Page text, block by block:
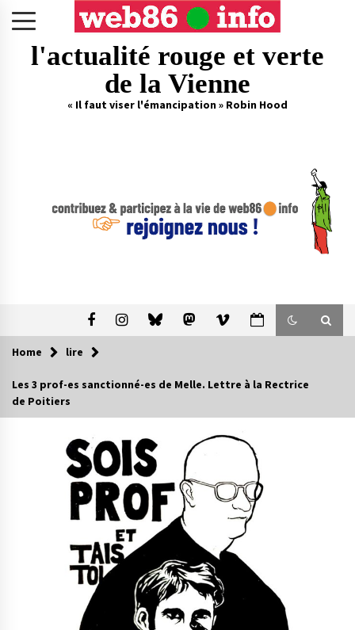
l'actualité rouge et verte
de la Vienne
« Il faut viser l'émancipation » Robin Hood
Home lire
Les 3 prof-es sanctionné-es de Melle. Lettre à la Rectrice
de Poitiers